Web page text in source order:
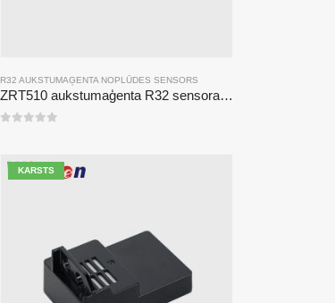
R32 AUKSTUMAĢENTA NOPLŪDES SENSORS
ZRT510 aukstumaģenta R32 sensora modulis-augstas veiktspējas NDIR aukstumaģenta sensors
KARSTS